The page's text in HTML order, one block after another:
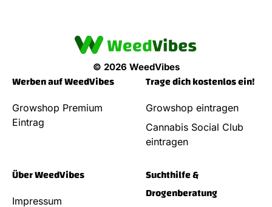
© 2026 WeedVibes
Werben auf WeedVibes
Growshop Premium
Eintrag
Trage dich kostenlos ein!
Growshop eintragen
Cannabis Social Club
eintragen
Über WeedVibes
Impressum
Suchthilfe &
Drogenberatung